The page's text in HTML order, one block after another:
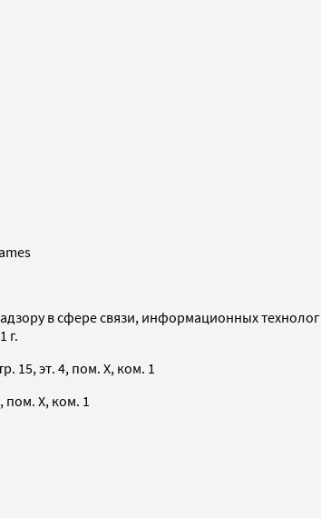
в сфере связи, информационных
г.
15, эт. 4, пом. X, ком. 1
пом. X, ком. 1